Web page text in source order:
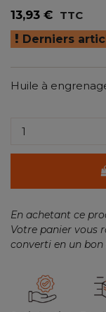
13,93 € TTC
Derniers
Huile à
En achetant ce
Votre panier vous
converti en un